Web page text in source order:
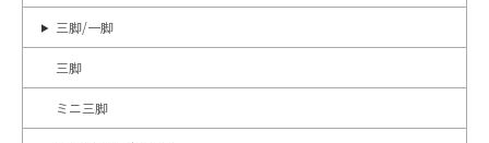
三脚/一脚
三脚
ミニ三脚